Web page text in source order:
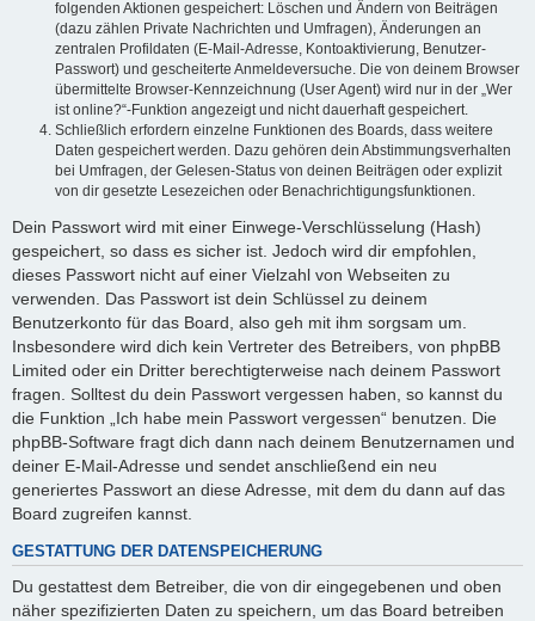
folgenden Aktionen gespeichert: Löschen und Ändern von Beiträgen
(dazu zählen Private Nachrichten und Umfragen), Änderungen an
zentralen Profildaten (E-Mail-Adresse, Kontoaktivierung, Benutzer-
Passwort) und gescheiterte Anmeldeversuche. Die von deinem Browser
übermittelte Browser-Kennzeichnung (User Agent) wird nur in der „Wer
ist online?“-Funktion angezeigt und nicht dauerhaft gespeichert.
Schließlich erfordern einzelne Funktionen des Boards, dass weitere
Daten gespeichert werden. Dazu gehören dein Abstimmungsverhalten
bei Umfragen, der Gelesen-Status von deinen Beiträgen oder explizit
von dir gesetzte Lesezeichen oder Benachrichtigungsfunktionen.
Dein Passwort wird mit einer Einwege-Verschlüsselung (Hash)
gespeichert, so dass es sicher ist. Jedoch wird dir empfohlen,
dieses Passwort nicht auf einer Vielzahl von Webseiten zu
verwenden. Das Passwort ist dein Schlüssel zu deinem
Benutzerkonto für das Board, also geh mit ihm sorgsam um.
Insbesondere wird dich kein Vertreter des Betreibers, von phpBB
Limited oder ein Dritter berechtigterweise nach deinem Passwort
fragen. Solltest du dein Passwort vergessen haben, so kannst du
die Funktion „Ich habe mein Passwort vergessen“ benutzen. Die
phpBB-Software fragt dich dann nach deinem Benutzernamen und
deiner E-Mail-Adresse und sendet anschließend ein neu
generiertes Passwort an diese Adresse, mit dem du dann auf das
Board zugreifen kannst.
GESTATTUNG DER DATENSPEICHERUNG
Du gestattest dem Betreiber, die von dir eingegebenen und oben
näher spezifizierten Daten zu speichern, um das Board betreiben